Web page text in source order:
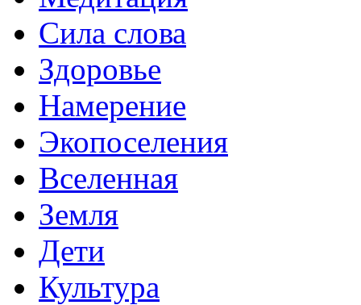
Сила слова
Здоровье
Намерение
Экопоселения
Вселенная
Земля
Дети
Культура